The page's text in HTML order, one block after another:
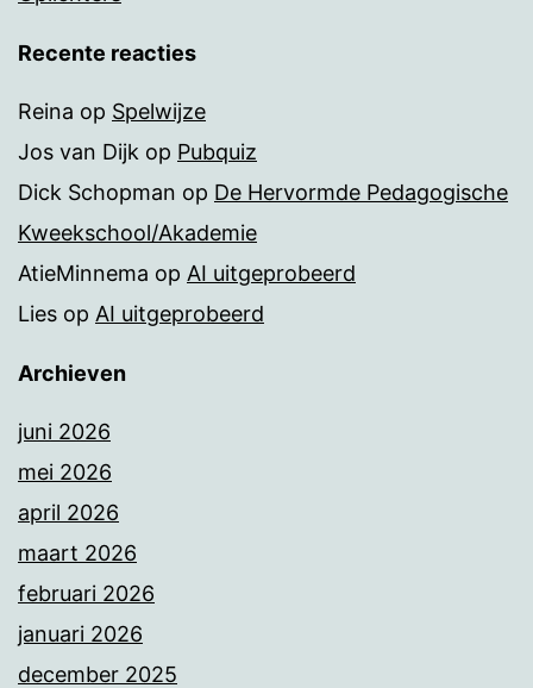
Recente reacties
Reina op Spelwijze
Jos van Dijk op Pubquiz
Dick Schopman op De Hervormde Pedagogische
Kweekschool/Akademie
AtieMinnema op AI uitgeprobeerd
Lies op AI uitgeprobeerd
Archieven
juni 2026
mei 2026
april 2026
maart 2026
februari 2026
januari 2026
december 2025